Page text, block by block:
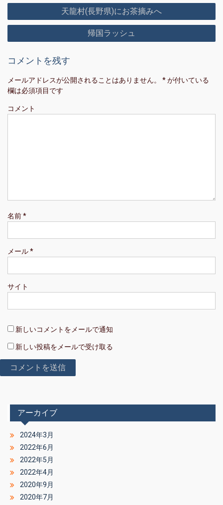
投
稿
ゲ
ー
シ
ョ
天龍村(長野県)にお茶摘みへ
帰国ラッシュ
コメントを残す
メールアドレスが公開されることはありません。 *が付いている
欄は必須項目です
コメント
名前*
メール*
サイト
新しいコメントをメールで通知
新しい投稿をメールで受け取る
アーカイブ
2024年3月
2022年6月
2022年5月
2022年4月
2020年9月
2020年7月